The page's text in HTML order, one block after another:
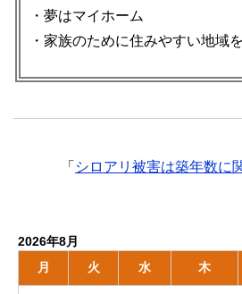
・夢はマイホーム
・家族のために住みやすい地域
「 シロアリ被害は築年数に
2026年8月
月
火 水 木